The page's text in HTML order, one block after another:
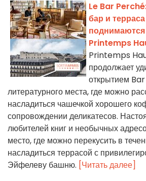
Le Bar
бар и
Printemps
Printemps
продолжает
открытием
литературного места, где можно
насладиться чашечкой хорошего
сопровождении деликатесов.
любителей книг и необычных
место, где можно перекусить в
насладиться террасой с
Эйфелеву башню. [Читать далее]